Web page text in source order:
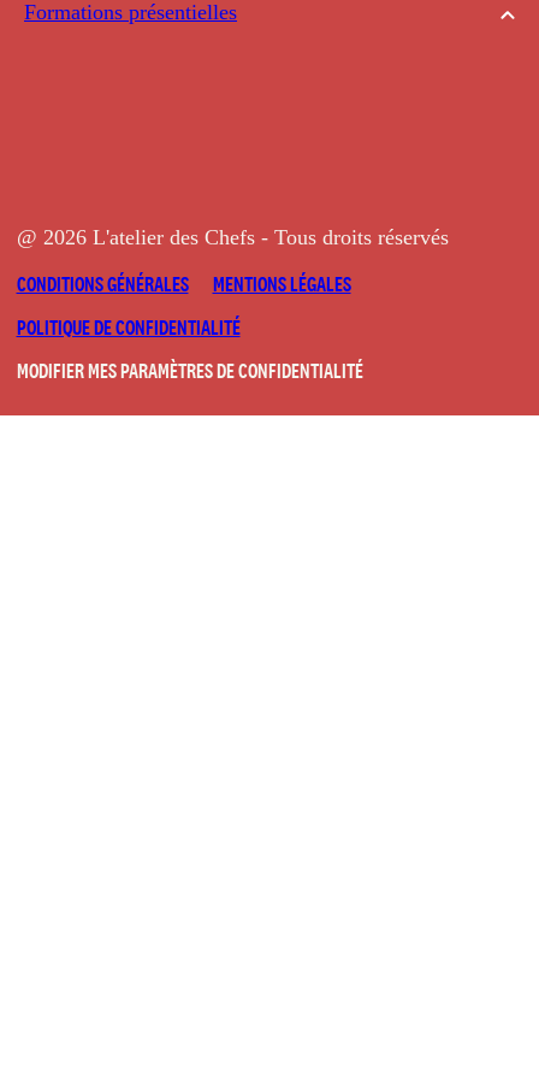
Formations présentielles
@ 2026 L'atelier des Chefs - Tous droits réservés
CONDITIONS GÉNÉRALES
MENTIONS LÉGALES
POLITIQUE DE CONFIDENTIALITÉ
MODIFIER MES PARAMÈTRES DE CONFIDENTIALITÉ